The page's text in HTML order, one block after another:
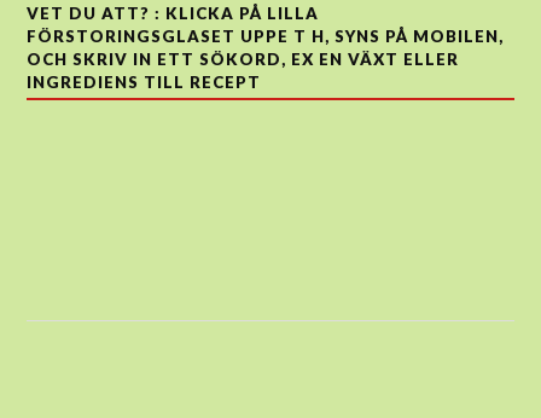
VET DU ATT? : KLICKA PÅ LILLA
FÖRSTORINGSGLASET UPPE T H, SYNS PÅ MOBILEN,
OCH SKRIV IN ETT SÖKORD, EX EN VÄXT ELLER
INGREDIENS TILL RECEPT